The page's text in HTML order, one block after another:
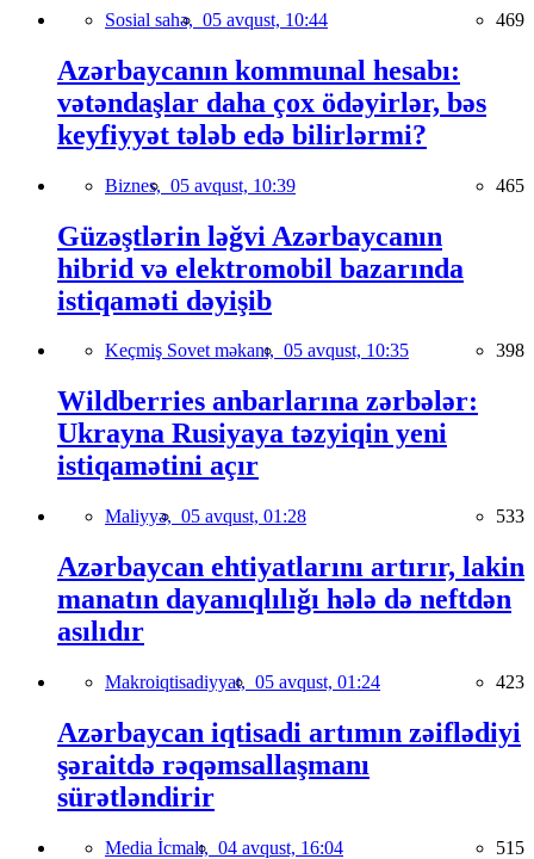
Sosial sahə, 05 avqust, 10:44 469
Azərbaycanın kommunal hesabı:
vətəndaşlar daha çox ödəyirlər, bəs
keyfiyyət tələb edə bilirlərmi?
Biznes, 05 avqust, 10:39 465
Güzəştlərin ləğvi Azərbaycanın
hibrid və elektromobil bazarında
istiqaməti dəyişib
Keçmiş Sovet məkanı, 05 avqust, 10:35 398
Wildberries anbarlarına zərbələr:
Ukrayna Rusiyaya təzyiqin yeni
istiqamətini açır
Maliyyə, 05 avqust, 01:28 533
Azərbaycan ehtiyatlarını artırır, lakin
manatın dayanıqlılığı hələ də neftdən
asılıdır
Makroiqtisadiyyat, 05 avqust, 01:24 423
Azərbaycan iqtisadi artımın zəiflədiyi
şəraitdə rəqəmsallaşmanı
sürətləndirir
Media İcmalı, 04 avqust, 16:04 515